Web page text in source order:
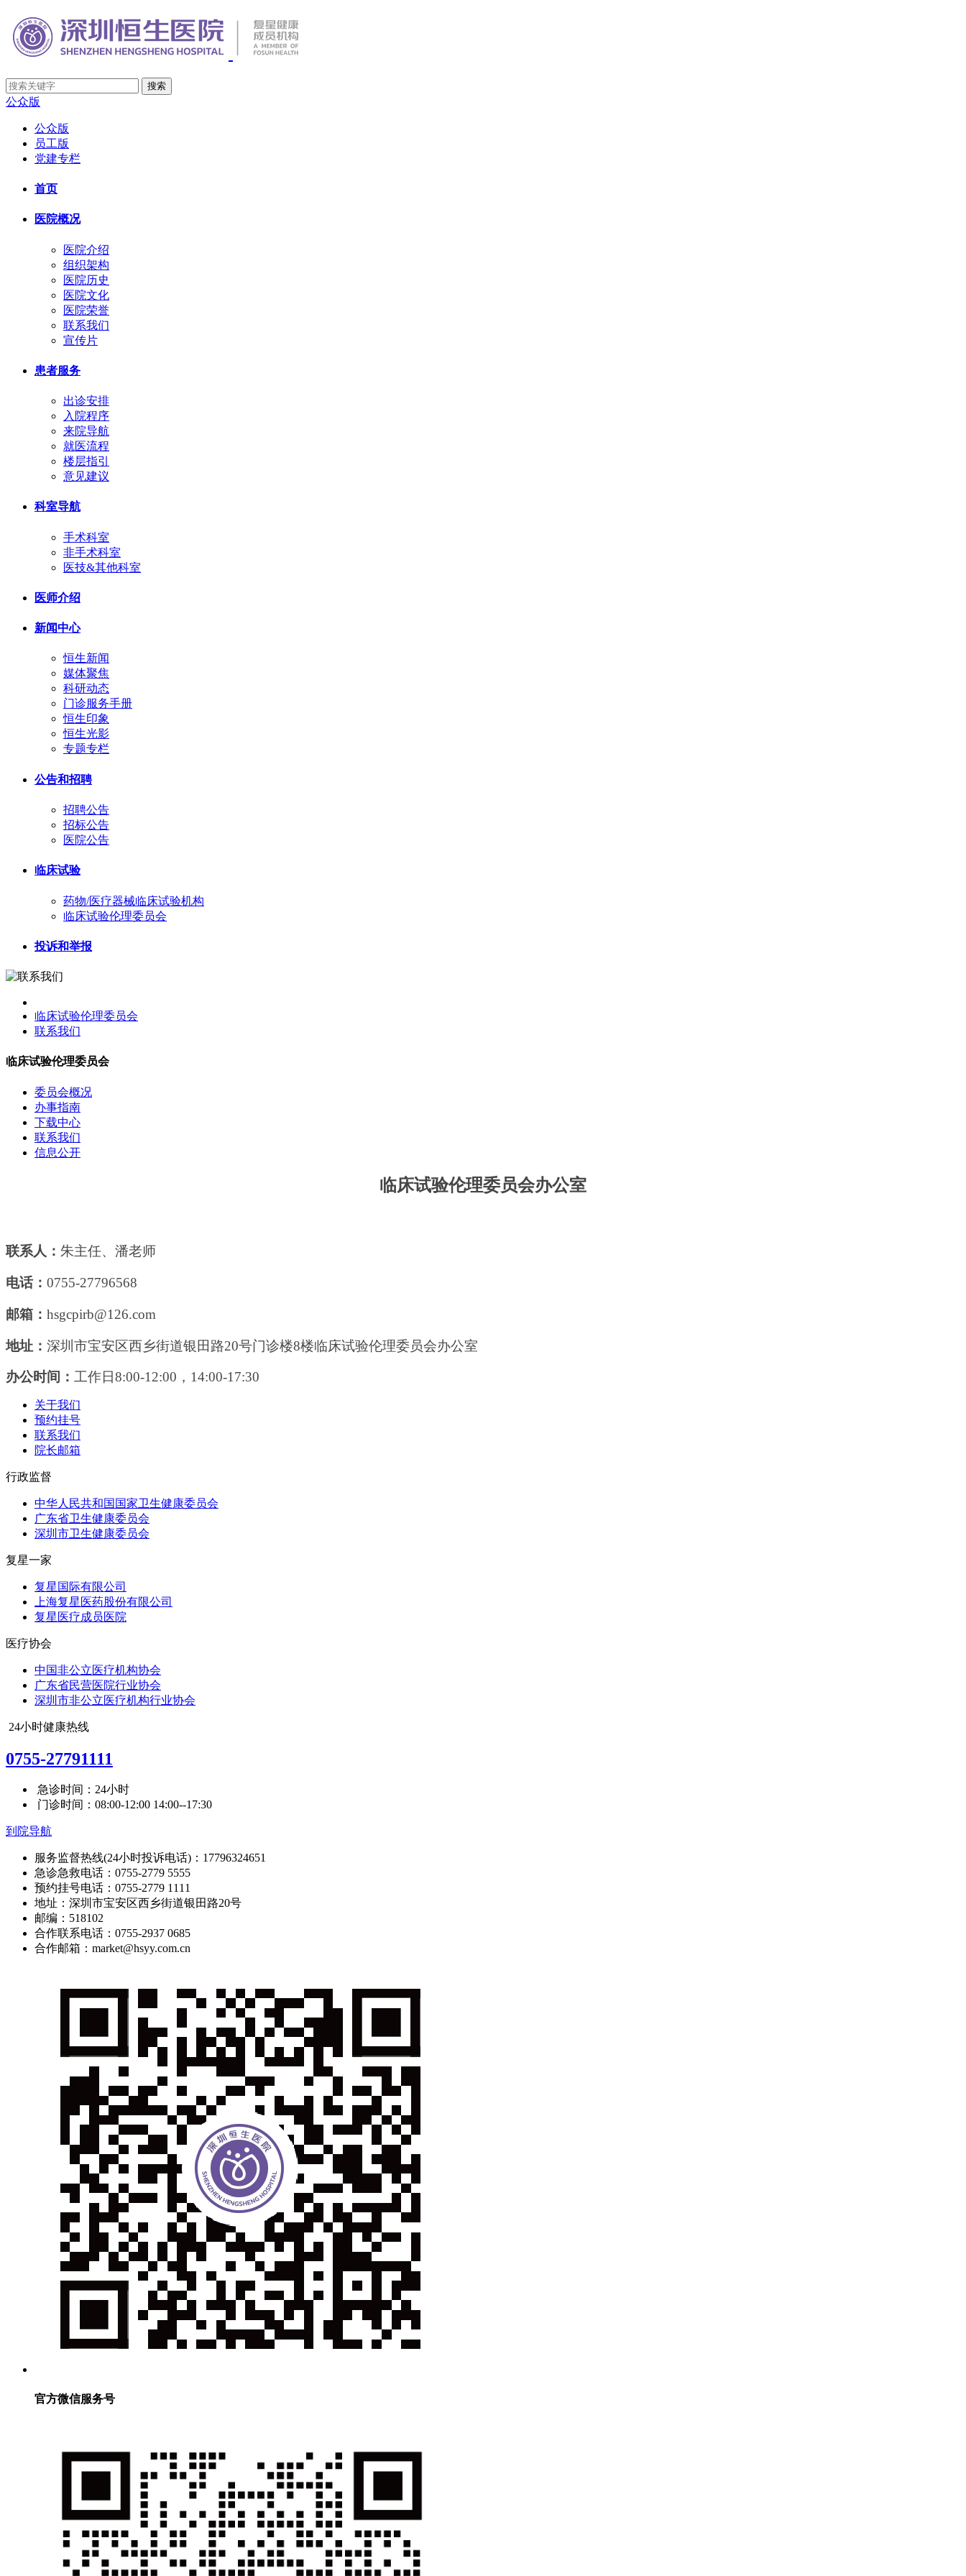
公众版
公众版
员工版
党建专栏
首页
医院概况
医院介绍
组织架构
医院历史
医院文化
医院荣誉
联系我们
宣传片
患者服务
出诊安排
入院程序
来院导航
就医流程
楼层指引
意见建议
科室导航
手术科室
非手术科室
医技&其他科室
医师介绍
新闻中心
恒生新闻
媒体聚焦
科研动态
门诊服务手册
恒生印象
恒生光影
专题专栏
公告和招聘
招聘公告
招标公告
医院公告
临床试验
药物/医疗器械临床试验机构
临床试验伦理委员会
投诉和举报
临床试验伦理委员会
联系我们
临床试验伦理委员会
委员会概况
办事指南
下载中心
联系我们
信息公开
临床试验伦理委员会办公室
联系人： 朱主任、潘老师
电话： 0755-27796568
邮箱： hsgcpirb@126.com
地址： 深圳市宝安区西乡街道银田路20号门诊楼8楼临床试验伦理委员会办公室
办公时间： 工作日8:00-12:00，14:00-17:30
关于我们
预约挂号
联系我们
院长邮箱
行政监督
中华人民共和国国家卫生健康委员会
广东省卫生健康委员会
深圳市卫生健康委员会
复星一家
复星国际有限公司
上海复星医药股份有限公司
复星医疗成员医院
医疗协会
中国非公立医疗机构协会
广东省民营医院行业协会
深圳市非公立医疗机构行业协会
24小时健康热线
0755-27791111
急诊时间：24小时
门诊时间：08:00-12:00 14:00--17:30
到院导航
服务监督热线(24小时投诉电话)：17796324651
急诊急救电话：0755-2779 5555
预约挂号电话：0755-2779 1111
地址：深圳市宝安区西乡街道银田路20号
邮编：518102
合作联系电话：0755-2937 0685
合作邮箱：market@hsyy.com.cn
官方微信服务号